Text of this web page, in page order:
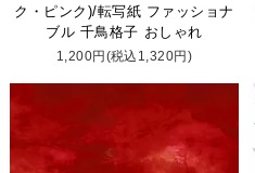
ク・ピンク)/転写紙 ファッショナ
ブル 千鳥格子 おしゃれ
1,200円(税込1,320円)